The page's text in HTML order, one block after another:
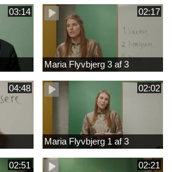
03:14 02:17
Maria Flyvbjerg 3 af 3
04:48 02:02
Maria Flyvbjerg 1 af 3
02:51 02:21